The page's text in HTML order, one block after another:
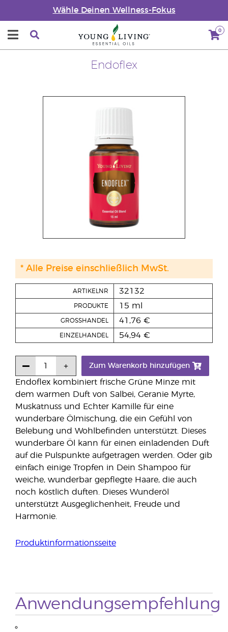
Wähle Deinen Wellness-Fokus
0
Endoflex
Endoflex kombiniert frische Grüne Minze mit
dem warmen Duft von Salbei, Geranie Myrte,
Muskatnuss und Echter Kamille für eine
wunderbare Ölmischung, die ein Gefühl von
Belebung und Wohlbefinden unterstützt. Dieses
wunderbare Öl kann für einen einladenden Duft
auf die Pulspunkte aufgetragen werden. Oder gib
einfach einige Tropfen in Dein Shampoo für
weiche, wunderbar gepflegte Haare, die auch
noch köstlich duften. Dieses Wunderöl
unterstützt Ausgeglichenheit, Freude und
Harmonie.
Produktinformationsseite
ARTIKELNR 32132
PRODUKTE 15 ml
GROSSHANDEL 41,76 €
EINZELHANDEL 54,94 €
Zum Warenkorb hinzufügen
* Alle Preise einschließlich MwSt.
Anwendungsempfehlung